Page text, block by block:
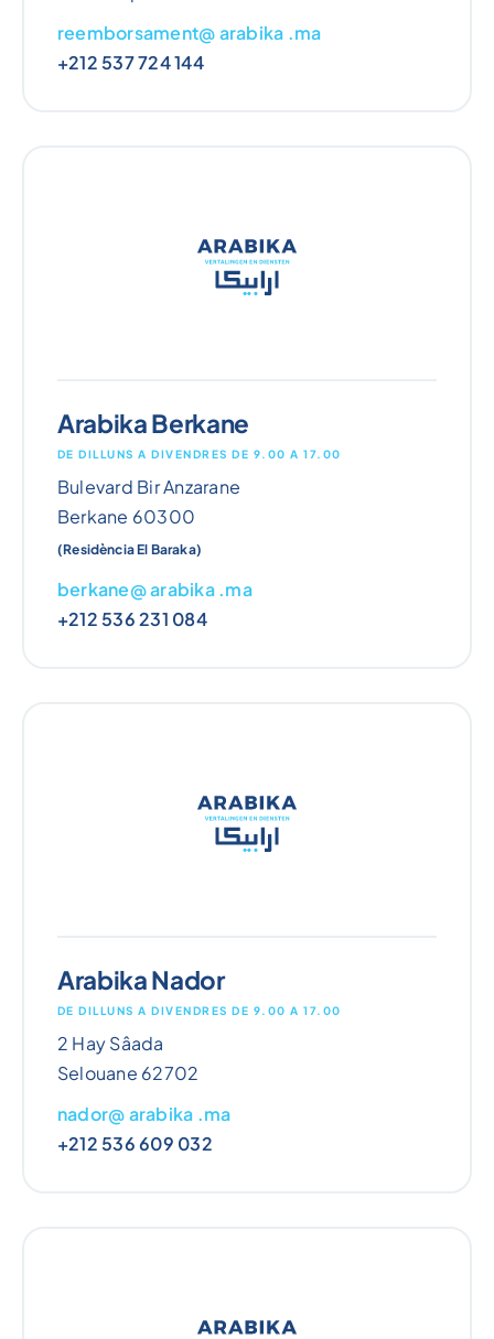
reemborsament@ arabika .ma
+212 537 724 144
Arabika Berkane
DE DILLUNS A DIVENDRES DE 9.00 A 17.00
Bulevard Bir Anzarane
Berkane 60300
(Residència El Baraka)
berkane@ arabika .ma
+212 536 231 084
Arabika Nador
DE DILLUNS A DIVENDRES DE 9.00 A 17.00
2 Hay Sâada
Selouane 62702
nador@ arabika .ma
+212 536 609 032